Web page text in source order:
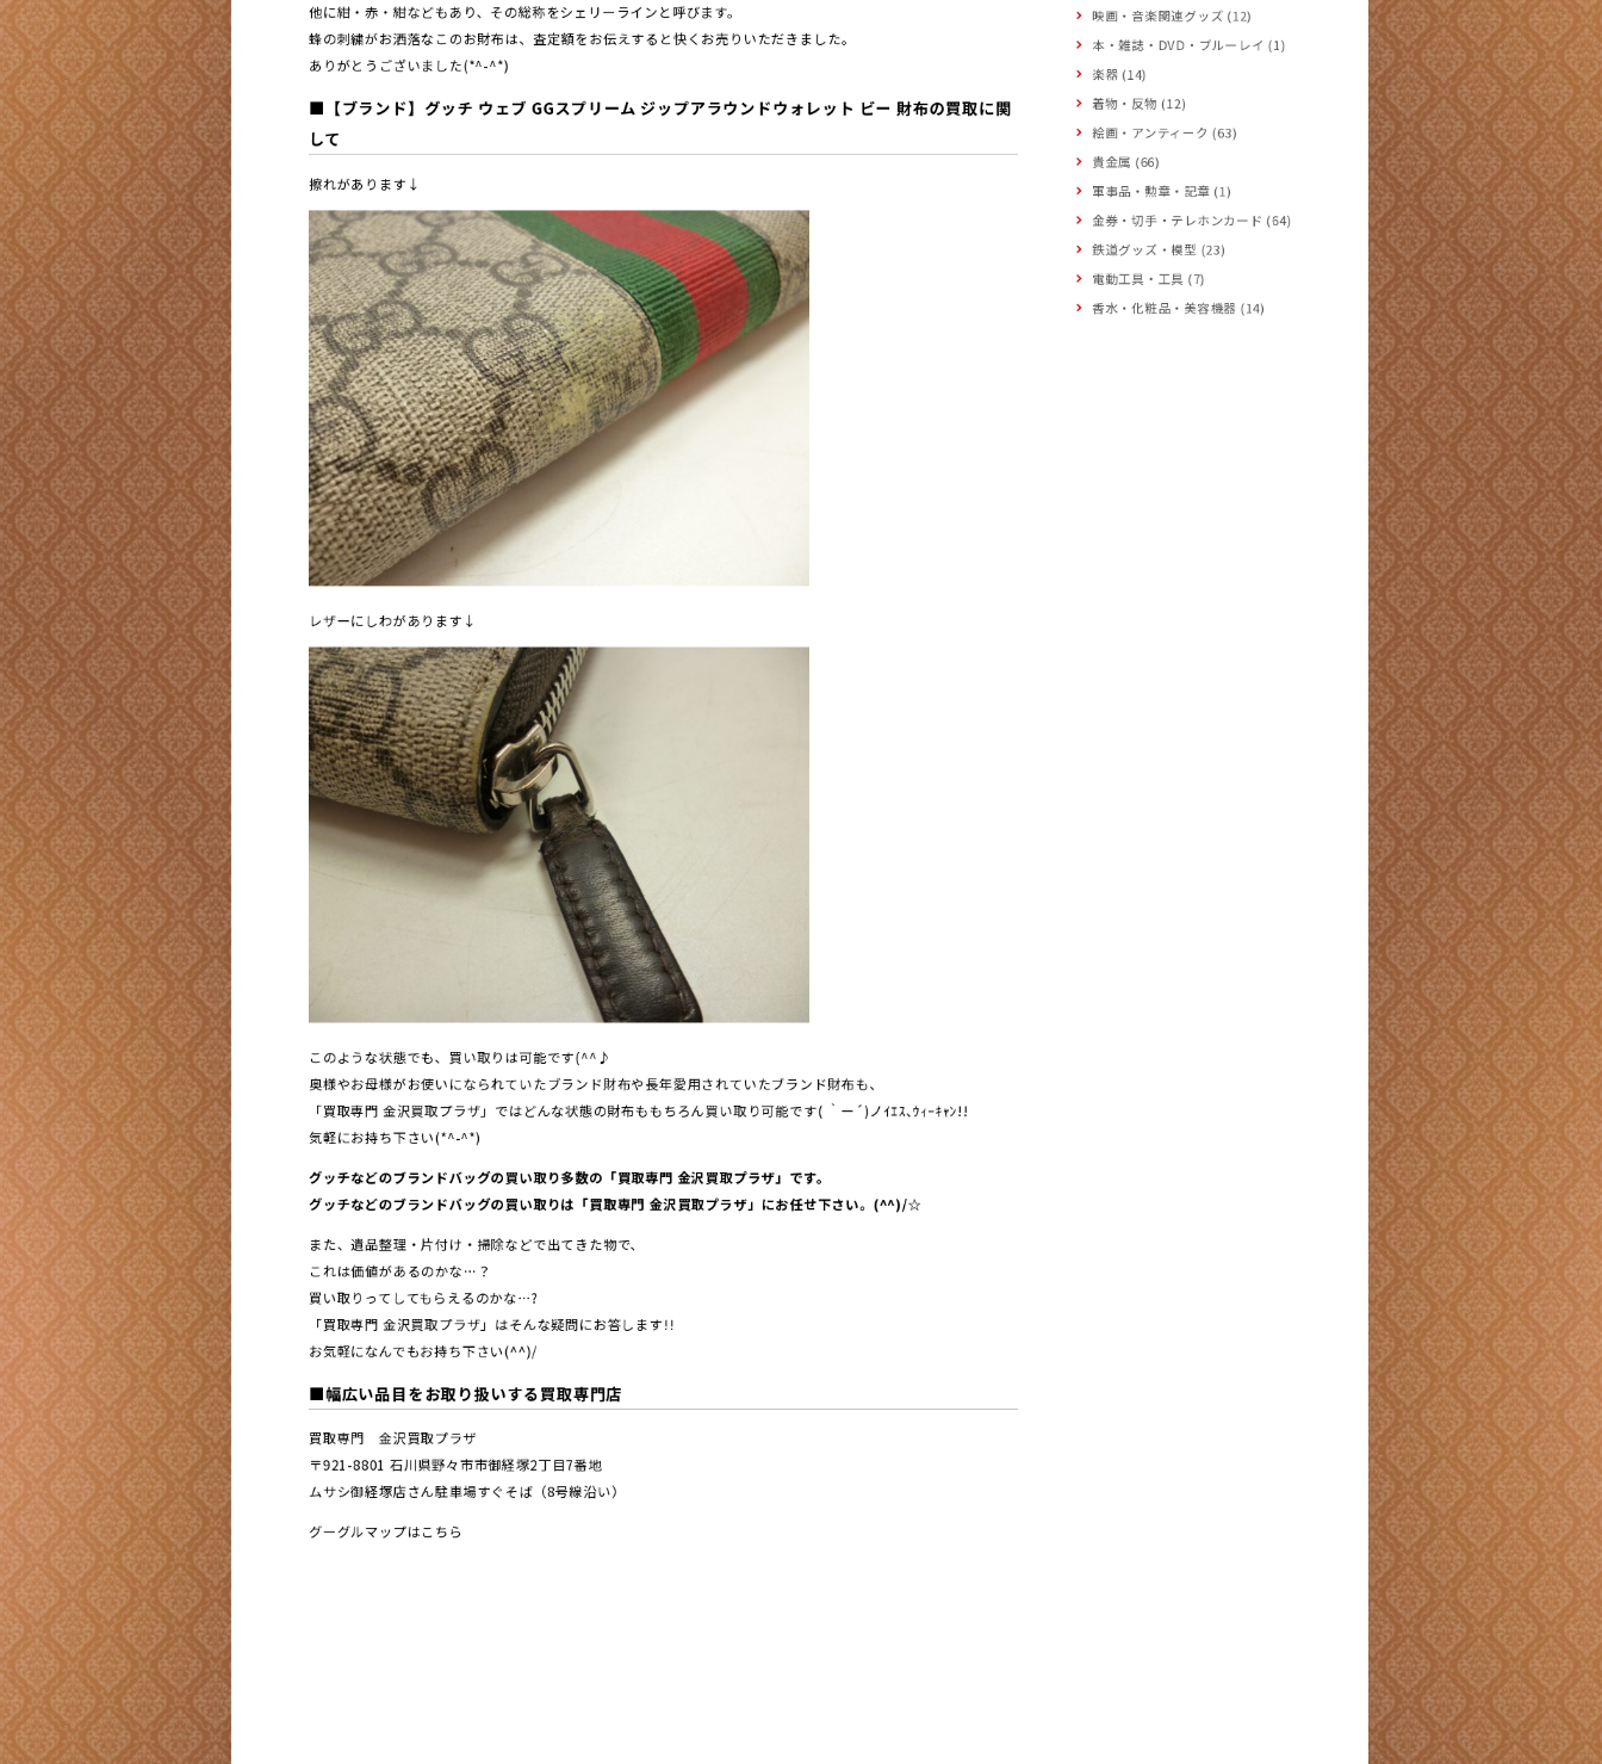
他に紺・赤・紺などもあり、その総称をシェリーラインと呼びます。
蜂の刺繍がお洒落なこのお財布は、査定額をお伝えすると快くお売りいただきました。
ありがとうございました(*^-^*)
■ 【ブランド】グッチ ウェブ GGスプリーム ジップアラウンドウォレット ビー 財布の買取に関
して
擦れがあります↓
レザーにしわがあります↓
このような状態でも、買い取りは可能です(^^♪
奥様やお母様がお使いになられていたブランド財布や長年愛用されていたブランド財布も、
「買取専門 金沢買取プラザ」ではどんな状態の財布ももちろん買い取り可能です( ｀ー´)ノｲｴｽ､ｳｨｰｷｬﾝ!!
気軽にお持ち下さい(*^-^*)
グッチなどのブランドバッグの買い取り多数の「買取専門 金沢買取プラザ」です。
グッチなどのブランドバッグの買い取りは「買取専門 金沢買取プラザ」にお任せ下さい。(^^)/☆
また、遺品整理・片付け・掃除などで出てきた物で、
これは価値があるのかな…？
買い取りってしてもらえるのかな…?
「買取専門 金沢買取プラザ」はそんな疑問にお答します!!
お気軽になんでもお持ち下さい(^^)/
■幅広い品目をお取り扱いする買取専門店
買取専門 金沢買取プラザ
〒921-8801 ⽯川県野々市市御経塚2丁⽬7番地
ムサシ御経塚店さん駐車場すぐそば（8号線沿い）
グーグルマップはこちら
映画・音楽関連グッズ (12)
本・雑誌・DVD・ブルーレイ (1)
楽器 (14)
着物・反物 (12)
絵画・アンティーク (63)
貴金属 (66)
軍事品・勲章・記章 (1)
金券・切手・テレホンカード (64)
鉄道グッズ・模型 (23)
電動工具・工具 (7)
香水・化粧品・美容機器 (14)